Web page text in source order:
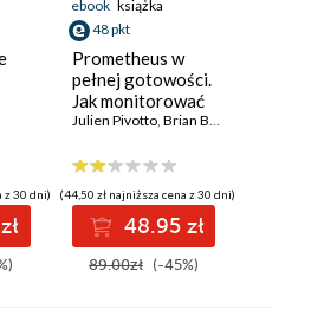
z 30 dni)
ebook książka
48 pkt
Prometheus w
pełnej gotowości.
Jak monitorować
pracę
wydajność
działania aplikacji.
Wydanie II
Julien Pivotto Brian Brazil
(44,50 zł najniższa cena z 30 dni)
48.95 zł
89.00zł (-45%)